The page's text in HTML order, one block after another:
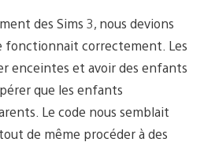
des Sims 3, nous devions
fonctionnait correctement. Les
enceintes et avoir des enfants
que les enfants
Le code nous semblait
de même procéder à des